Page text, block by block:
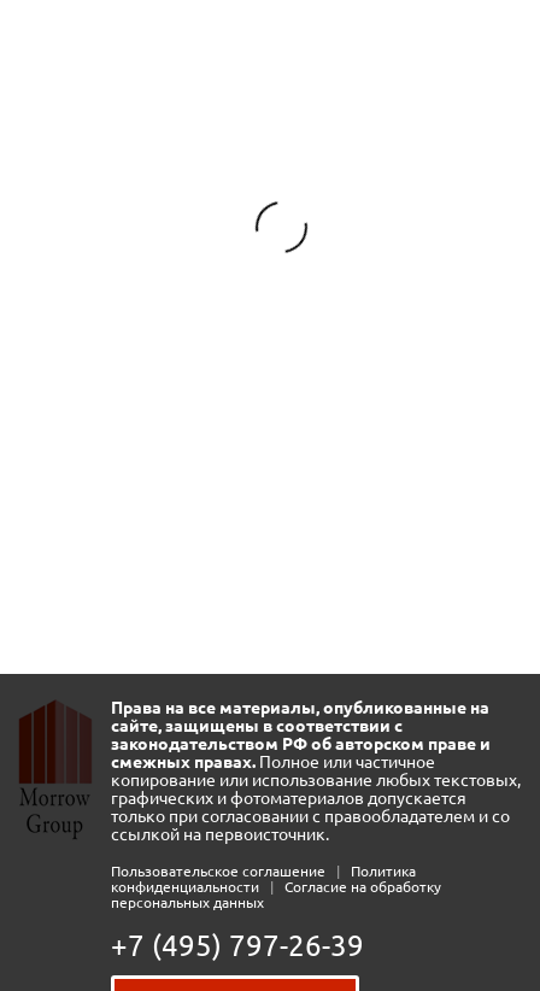
Права на все материалы, опубликованные на
сайте, защищены в соответствии с
законодательством РФ об авторском праве и
смежных правах. Полное или частичное
копирование или использование любых текстовых,
графических и фотоматериалов допускается
только при согласовании с правообладателем и со
ссылкой на первоисточник.
Пользовательское соглашение |
Политика
конфиденциальности
|
Согласие на обработку
персональных данных
+7 (495) 797-26-39